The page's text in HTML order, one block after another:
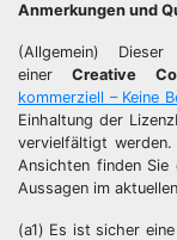
Anmerkungen und
(Allgemein)
einerCreative
kommerziell – Keine
Einhaltung der
vervielfältigt
Ansichten finden
Aussagen im
(a1) Es ist sicher